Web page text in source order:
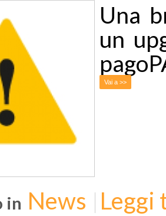
Una
un
Vai a >>
in News Leggi